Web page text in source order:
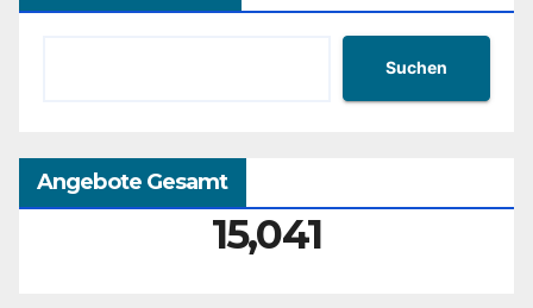
Suchen
Angebote Gesamt
15,041